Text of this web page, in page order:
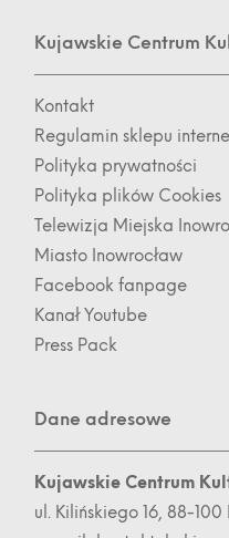
Kujawskie Centrum
Kontakt
Regulamin sklepu
Polityka prywatności
Polityka plików Cookies
Telewizja Miejska
Miasto Inowrocław
Facebook fanpage
Kanał Youtube
Press Pack
Dane adresowe
Kujawskie Centrum
ul. Kilińskiego 16, 88-100